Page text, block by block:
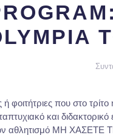
ή φοιτήτριες που στο
και διδακτορικό
αθλητισμό ΜΗ ΧΑΣΕΤΕ